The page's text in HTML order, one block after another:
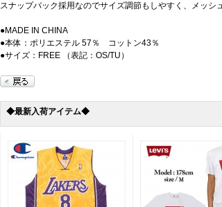
スナップバック採用なのでサイズ調節もしやすく、メッシ
●MADE IN CHINA
●本体：ポリエステル 57％ コットン43％
●サイズ：FREE （表記：OS/TU）
◆最新入荷アイテム◆